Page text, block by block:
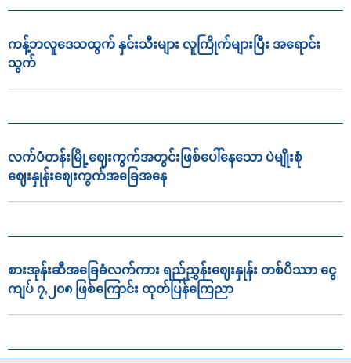
ကန့်ဘလူဒေသထွက် နှင်းသီးများ လူကြိုက်များပြီး အရောင်း
သွက်
လက်ပံတန်းမြို့ဈေးကွက်အတွင်းဖြစ်ပေါ်နေသော ပဲမျိုးစုံ
ဈေးနှုန်းဈေးကွက်အခြေအနေ
စားအုန်းဆီအခြေခံလက်ကား ရည်ညွှန်းဈေးနှုန်း တစ်ပိဿာ ငွေ
ကျပ် ၇,၂၀၈ ဖြစ်ကြောင်း ထုတ်ပြန်ကြေညာ